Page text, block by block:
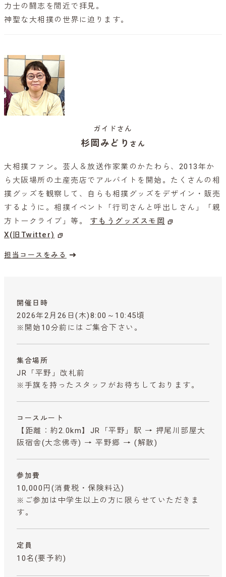
力士の闘志を間近で拝見。
神聖な大相撲の世界に迫ります。
ガイドさん
杉岡みどり さん
大相撲ファン。芸人＆放送作家業のかたわら、2013年か
ら大阪場所の土産売店でアルバイトを開始。たくさんの相
撲グッズを観察して、自らも相撲グッズをデザイン・販売
するように。相撲イベント「行司さんと呼出しさん」「親
方トークライブ」等。 すもうグッズスモ岡
X(旧Twitter)
担当コースをみる
開催日時
2026年2月26日(木)8:00～10:45頃
※開始10分前にはご集合下さい。
集合場所
JR「平野」改札前
※手旗を持ったスタッフがお待ちしております。
コースルート
【距離：約2.0km】JR「平野」駅 → 押尾川部屋大
阪宿舎(大念佛寺) → 平野郷 → (解散)
参加費
10,000円 (消費税・保険料込)
※ご参加は中学生以上の方に限らせていただきま
す。
定員
10名(要予約)